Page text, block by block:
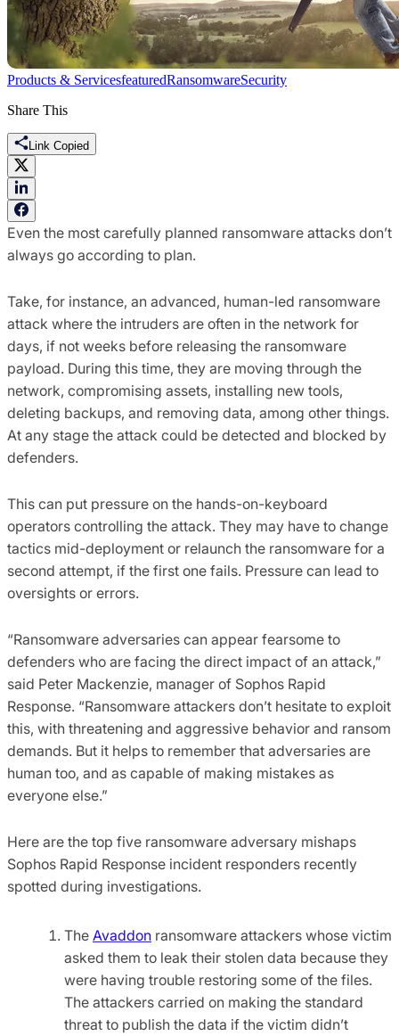
Products & ServicesfeaturedRansomwareSecurity
Share This
Link Copied
Even the most carefully planned ransomware attacks don’t
always go according to plan.
Take, for instance, an advanced, human-led ransomware
attack where the intruders are often in the network for
days, if not weeks before releasing the ransomware
payload. During this time, they are moving through the
network, compromising assets, installing new tools,
deleting backups, and removing data, among other things.
At any stage the attack could be detected and blocked by
defenders.
This can put pressure on the hands-on-keyboard
operators controlling the attack. They may have to change
tactics mid-deployment or relaunch the ransomware for a
second attempt, if the first one fails. Pressure can lead to
oversights or errors.
“Ransomware adversaries can appear fearsome to
defenders who are facing the direct impact of an attack,”
said Peter Mackenzie, manager of Sophos Rapid
Response. “Ransomware attackers don’t hesitate to exploit
this, with threatening and aggressive behavior and ransom
demands. But it helps to remember that adversaries are
human too, and as capable of making mistakes as
everyone else.”
Here are the top five ransomware adversary mishaps
Sophos Rapid Response incident responders recently
spotted during investigations.
The Avaddon ransomware attackers whose victim
asked them to leak their stolen data because they
were having trouble restoring some of the files.
The attackers carried on making the standard
threat to publish the data if the victim didn’t